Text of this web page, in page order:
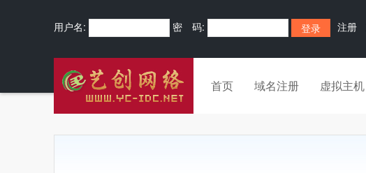
用户名: 密 码: 注册
首页 域名注册 虚拟主机